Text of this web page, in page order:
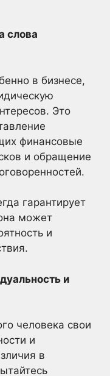
слова
в бизнесе,
Это
финансовые
и обращение
гарантирует
может
и
и
человека свои
и
в